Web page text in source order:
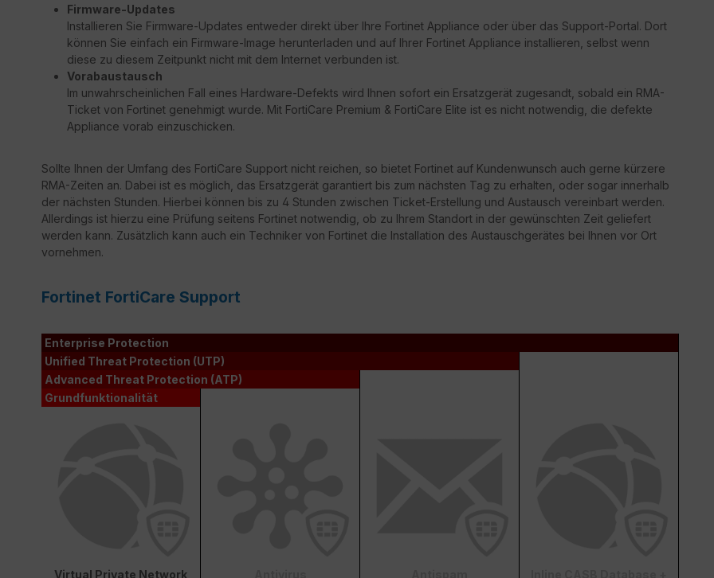
Firmware-Updates
Installieren Sie Firmware-Updates entweder direkt über Ihre Fortinet Appliance oder über das Support-Portal. Dort
können Sie einfach ein Firmware-Image herunterladen und auf Ihrer Fortinet Appliance installieren, selbst wenn
diese zu diesem Zeitpunkt nicht mit dem Internet verbunden ist.
Vorabaustausch
Im unwahrscheinlichen Fall eines Hardware-Defekts wird Ihnen sofort ein Ersatzgerät zugesandt, sobald ein RMA-
Ticket von Fortinet genehmigt wurde. Mit FortiCare Premium & FortiCare Elite ist es nicht notwendig, die defekte
Appliance vorab einzuschicken.
Sollte Ihnen der Umfang des FortiCare Support nicht reichen, so bietet Fortinet auf Kundenwunsch auch gerne kürzere
RMA-Zeiten an. Dabei ist es möglich, das Ersatzgerät garantiert bis zum nächsten Tag zu erhalten, oder sogar innerhalb
der nächsten Stunden. Hierbei können bis zu 4 Stunden zwischen Ticket-Erstellung und Austausch vereinbart werden.
Allerdings ist hierzu eine Prüfung seitens Fortinet notwendig, ob zu Ihrem Standort in der gewünschten Zeit geliefert
werden kann. Zusätzlich kann auch ein Techniker von Fortinet die Installation des Austauschgerätes bei Ihnen vor Ort
vornehmen.
Fortinet FortiCare Support
Enterprise Protection
Unified Threat Protection (UTP)
Advanced Threat Protection (ATP)
Grundfunktionalität
Virtual Private Network